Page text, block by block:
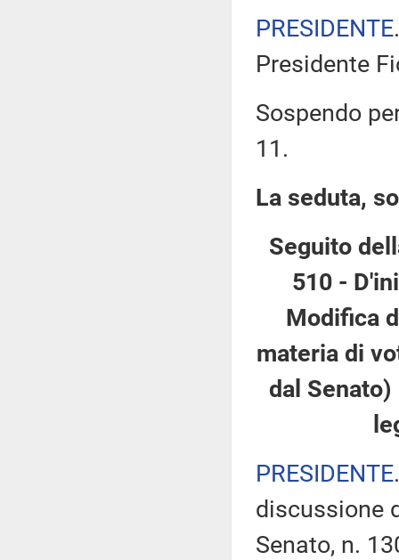
PRESIDENTE
Presidente
Sospendo
11.
La seduta,
Seguito
510 -
Modifica
materia di
dal
PRESIDENTE
discussione
Senato, n.